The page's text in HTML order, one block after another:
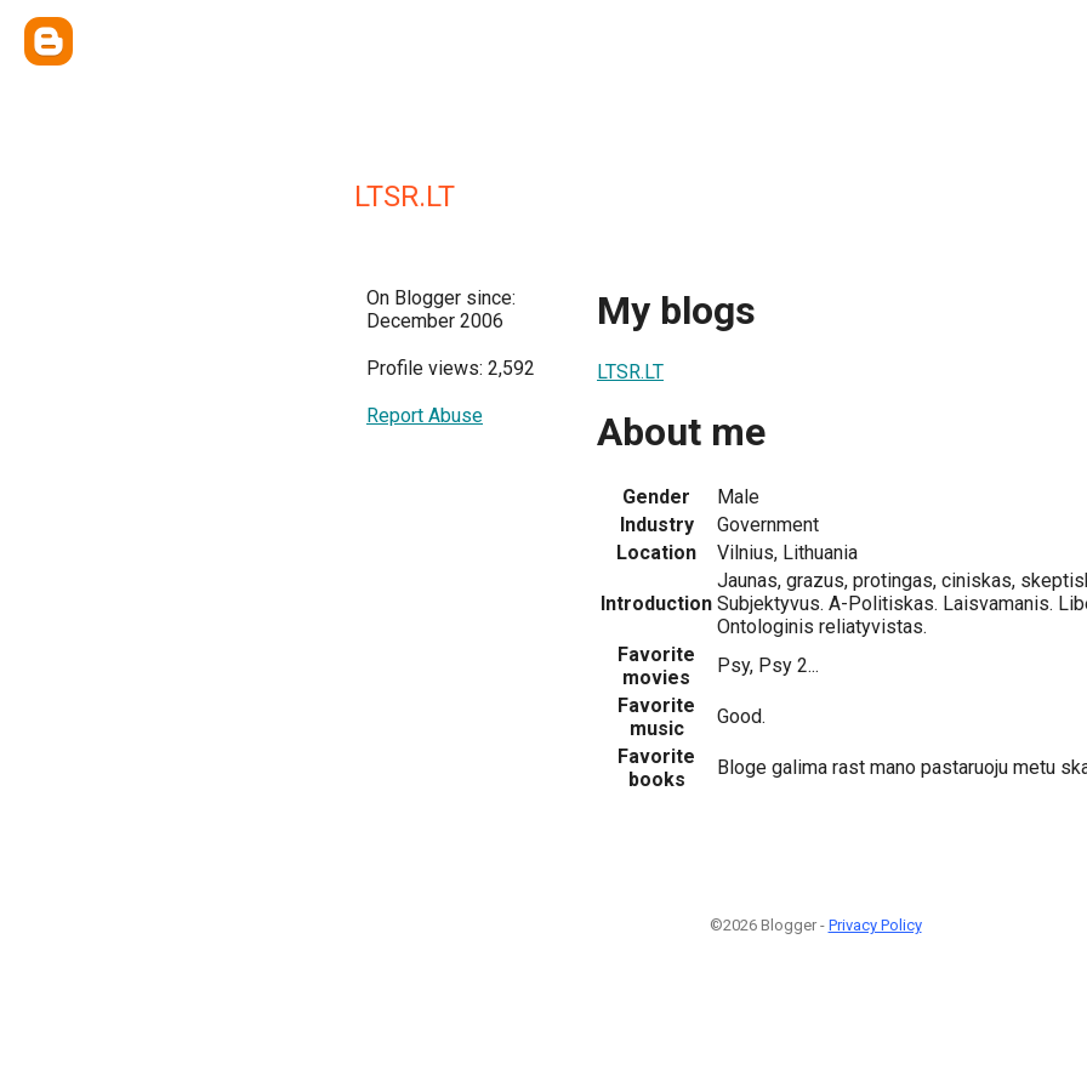
LTSR.LT
On Blogger since:
December 2006
Profile views: 2,592
Report Abuse
My blogs
LTSR.LT
About me
Gender
Male
Industry
Government
Location
Vilnius, Lithuania
Introduction
Jaunas, grazus, protingas, ciniskas,
Subjektyvus. A-Politiskas. Laisvamanis.
Ontologinis reliatyvistas.
Favorite
movies
Psy, Psy 2...
Favorite
music
Good.
Favorite
books
Bloge galima rast mano pastaruoju metu
©2026 Blogger - Privacy Policy